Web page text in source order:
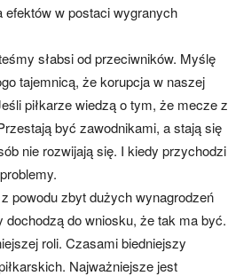
efektów w postaci wygranych
słabsi od przeciwników. Myślę
tajemnicą, że korupcja w naszej
piłkarze wiedzą o tym, że mecze z
być zawodnikami, a stają się
nie rozwijają się. I kiedy przychodzi
powodu zbyt dużych wynagrodzeń
dochodzą do wniosku, że tak ma być.
roli. Czasami biedniejszy
Najważniejsze jest